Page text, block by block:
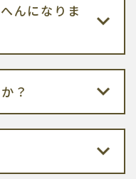
んになりま
？